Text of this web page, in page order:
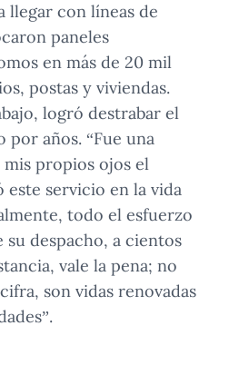
llegar con líneas de
paneles
en más de 20 mil
postas y viviendas.
logró destrabar el
años. “Fue una
propios ojos el
este servicio en la vida
todo el esfuerzo
su despacho, a cientos
vale la pena; no
son vidas renovadas